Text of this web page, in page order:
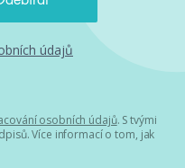
údajů
osobních údajů. S tvými
Více informací o tom, jak